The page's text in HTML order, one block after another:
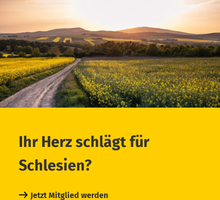
Ihr Herz schlägt für
Schlesien?
Jetzt Mitglied werden